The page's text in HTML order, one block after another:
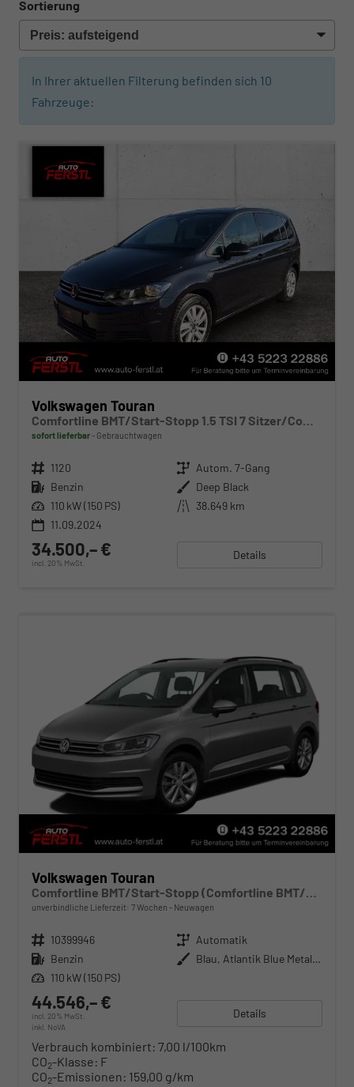
Sortierung
In Ihrer aktuellen Filterung befinden sich 10
Fahrzeuge:
Volkswagen Touran
Comfortline BMT/Start-Stopp 1.5 TSI 7 Sitzer/Comfortline OPF/bis 5 Jahre Garantie
sofort lieferbar Gebrauchtwagen
Fahrzeugnr. 1120 Getriebe Autom. 7-Gang
Kraftstoff Benzin Außenfarbe Deep Black
Leistung 110 kW (150 PS) Kilometerstand 38.649 km
11.09.2024
34.500,– €
incl. 20% MwSt.
Details
Volkswagen Touran
Comfortline BMT/Start-Stopp (Comfortline BMT/Start-Stopp) 1.5 TSI 110kW (150 PS) ACT 7-Gang DSG
unverbindliche Lieferzeit: 7 Wochen Neuwagen
Fahrzeugnr. 10399946 Getriebe Automatik
Kraftstoff Benzin Außenfarbe
Blau, Atlantik Blue Metallic (H7)
Leistung 110 kW (150 PS)
44.546,– €
incl. 20% MwSt.
inkl. NoVA
Details
Verbrauch kombiniert: 7,00 l/100km
CO2-Klasse: F
CO2-Emissionen: 159,00 g/km